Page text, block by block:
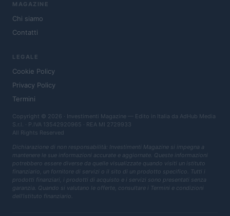
MAGAZINE
Chi siamo
Contatti
LEGALE
Cookie Policy
Privacy Policy
Termini
Copyright © 2026 · Investimenti Magazine — Edito in Italia da AdHub Media
S.r.l. · P.IVA 13542920965 · REA MI 2729933
All Rights Reserved
Dichiarazione di non responsabilità: Investimenti Magazine si impegna a
mantenere le sue informazioni accurate e aggiornate. Queste informazioni
potrebbero essere diverse da quelle visualizzate quando visiti un istituto
finanziario, un fornitore di servizi o il sito di un prodotto specifico. Tutti i
prodotti finanziari, i prodotti di acquisto e i servizi sono presentati senza
garanzia. Quando si valutano le offerte, consultare i Termini e condizioni
dell'istituto finanziario.